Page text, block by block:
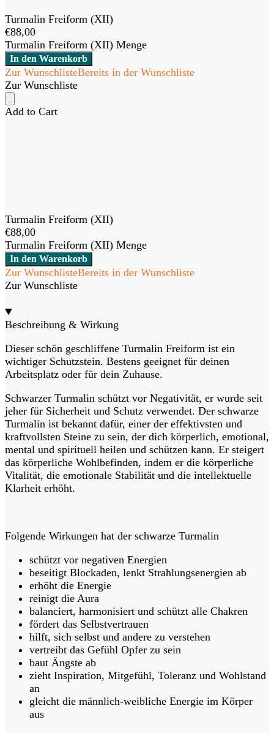
Turmalin Freiform (XII)
€88,00
Turmalin Freiform (XII) Menge
In den Warenkorb
Zur WunschlisteBereits in der Wunschliste
Zur Wunschliste
Add to Cart
Turmalin Freiform (XII)
€88,00
Turmalin Freiform (XII) Menge
In den Warenkorb
Zur WunschlisteBereits in der Wunschliste
Zur Wunschliste
Beschreibung & Wirkung
Dieser schön geschliffene Turmalin Freiform ist ein
wichtiger Schutzstein. Bestens geeignet für deinen
Arbeitsplatz oder für dein Zuhause.
Schwarzer Turmalin schützt vor Negativität, er wurde seit
jeher für Sicherheit und Schutz verwendet. Der schwarze
Turmalin ist bekannt dafür, einer der effektivsten und
kraftvollsten Steine zu sein, der dich körperlich, emotional,
mental und spirituell heilen und schützen kann. Er steigert
das körperliche Wohlbefinden, indem er die körperliche
Vitalität, die emotionale Stabilität und die intellektuelle
Klarheit erhöht.
Folgende Wirkungen hat der schwarze Turmalin
schützt vor negativen Energien
beseitigt Blockaden, lenkt Strahlungsenergien ab
erhöht die Energie
reinigt die Aura
balanciert, harmonisiert und schützt alle Chakren
fördert das Selbstvertrauen
hilft, sich selbst und andere zu verstehen
vertreibt das Gefühl Opfer zu sein
baut Ängste ab
zieht Inspiration, Mitgefühl, Toleranz und Wohlstand
an
gleicht die männlich-weibliche Energie im Körper
aus